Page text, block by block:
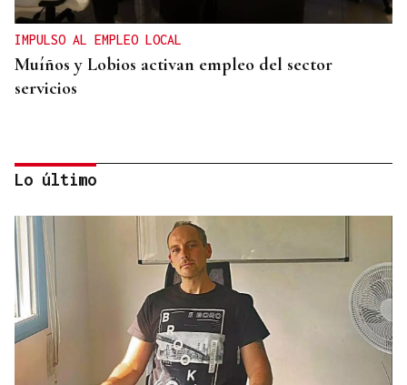
IMPULSO AL EMPLEO LOCAL
Muíños y Lobios activan empleo del sector
servicios
CASI DOS VUELTAS AL MUNDO
Ramiro, el párroco boliviano de los 78.000
Lo último